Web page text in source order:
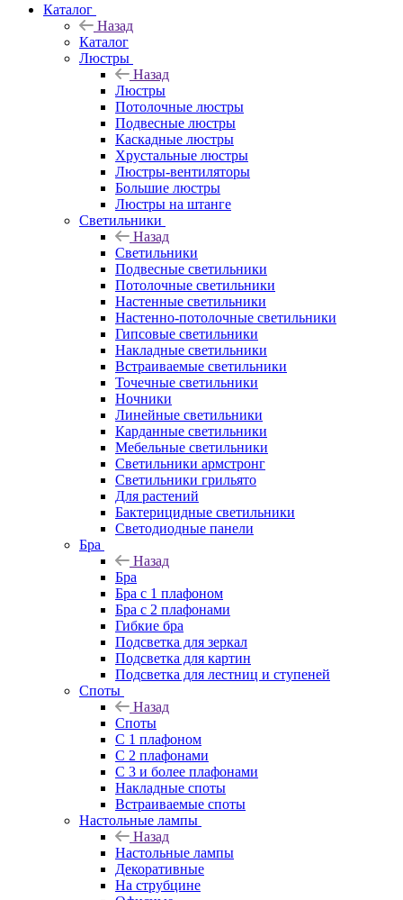
Каталог
Назад
Каталог
Люстры
Назад
Люстры
Потолочные люстры
Подвесные люстры
Каскадные люстры
Хрустальные люстры
Люстры-вентиляторы
Большие люстры
Люстры на штанге
Светильники
Назад
Светильники
Подвесные светильники
Потолочные светильники
Настенные светильники
Настенно-потолочные светильники
Гипсовые светильники
Накладные светильники
Встраиваемые светильники
Точечные светильники
Ночники
Линейные светильники
Карданные светильники
Мебельные светильники
Светильники армстронг
Светильники грильято
Для растений
Бактерицидные светильники
Светодиодные панели
Бра
Назад
Бра
Бра с 1 плафоном
Бра с 2 плафонами
Гибкие бра
Подсветка для зеркал
Подсветка для картин
Подсветка для лестниц и ступеней
Споты
Назад
Споты
С 1 плафоном
С 2 плафонами
С 3 и более плафонами
Накладные споты
Встраиваемые споты
Настольные лампы
Назад
Настольные лампы
Декоративные
На струбцине